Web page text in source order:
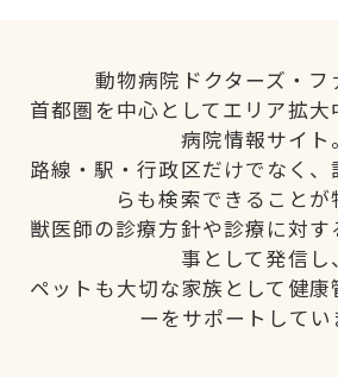
動物病院ドクターズ・フ
首都圏を中心としてエリア拡
病院情報サイト。
路線・駅・行政区だけでなく
らも検索できることが
獣医師の診療方針や診療に対
事として発信し、
ペットも大切な家族として健
ーをサポートしてい